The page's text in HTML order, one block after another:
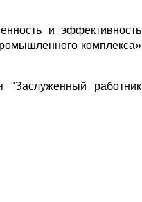
и эффективность
комплекса»
"Заслуженный работник